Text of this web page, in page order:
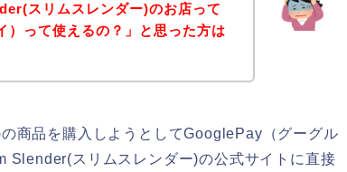
スリムスレンダー)のお店って
って使えるの？」と思った方は
商品を購入しようとしてGooglePay（グーグル
Slender(スリムスレンダー)の公式サイトに直接